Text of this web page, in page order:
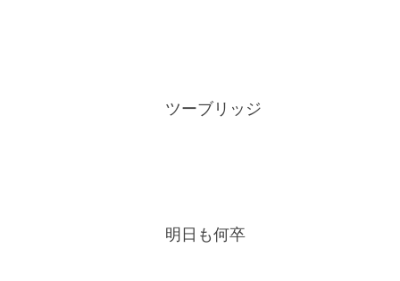
ツーブリッジ
明日も何卒